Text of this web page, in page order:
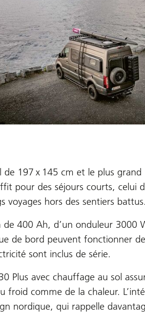
197 x 145 cm et le plus
pour des séjours courts, celui
voyages hors des sentiers battus.
400 Ah, d’un onduleur 3000
de bord peuvent fonctionner
sont inclus de série.
Plus avec chauffage au sol
froid comme de la chaleur.
nordique, qui rappelle